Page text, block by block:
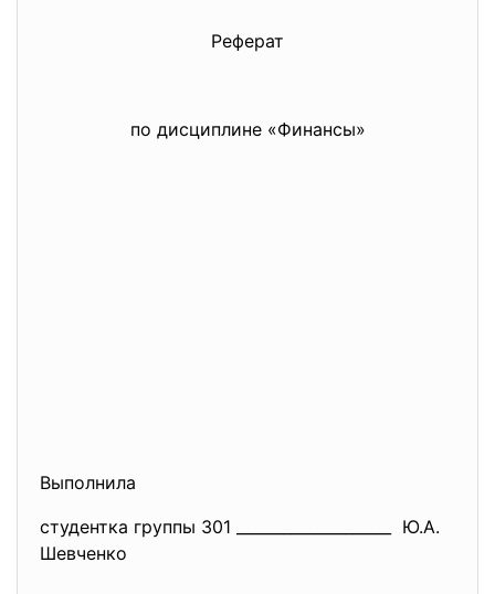
Реферат
по дисциплине «Финансы»
Выполнила
студентка группы 301 ____________________ Ю.А.
Шевченко